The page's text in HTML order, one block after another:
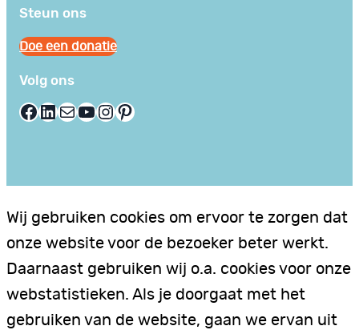
Steun ons
Doe een donatie
Volg ons
Facebook LinkedIn E-mail YouTube InstagramPinterest
Wij gebruiken cookies om ervoor te zorgen dat
onze website voor de bezoeker beter werkt.
Daarnaast gebruiken wij o.a. cookies voor onze
webstatistieken. Als je doorgaat met het
gebruiken van de website, gaan we ervan uit